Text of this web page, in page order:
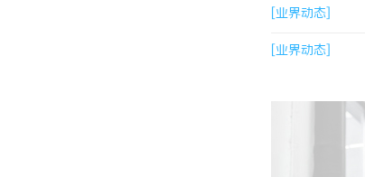
[业界动态]
[业界动态]